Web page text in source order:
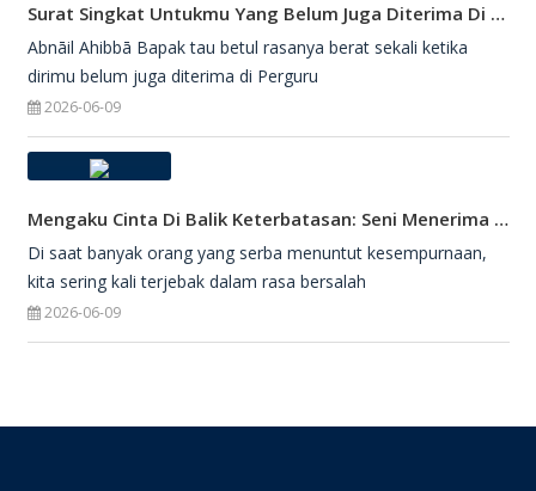
Surat Singkat Untukmu Yang Belum Juga Diterima Di Perguruan Tinggi
Abnāil Ahibbā Bapak tau betul rasanya berat sekali ketika
dirimu belum juga diterima di Perguru
2026-06-09
Mengaku Cinta Di Balik Keterbatasan: Seni Menerima Diri Di Hadapan Ilahi
Di saat banyak orang yang serba menuntut kesempurnaan,
kita sering kali terjebak dalam rasa bersalah
2026-06-09